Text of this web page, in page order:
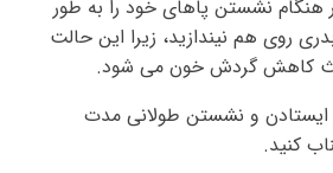
هنگام نشستن پاهای خود را به طور
روی هم نیندازید، زیرا این حالت
کاهش گردش خون می شود.
ایستادن و نشستن طولانی مدت
کنید.